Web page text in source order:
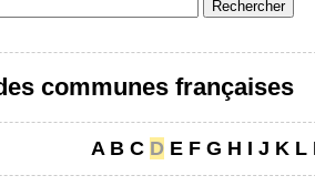
communes françaises
A B C D E F G H I J K L